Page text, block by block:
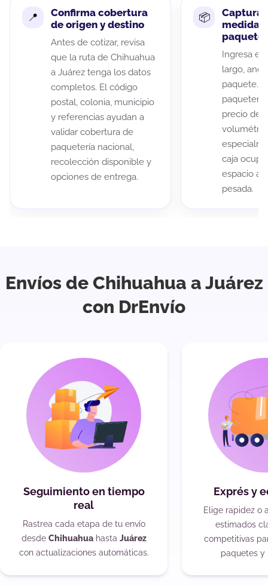
Confirma cobertura
de origen y destino
Antes de cotizar, revisa
que la ruta de Chihuahua
a Juárez tenga los datos
completos. El código
postal, colonia, municipio
y referencias ayudan a
validar cobertura de
paquetería nacional,
recolección disponible y
opciones de entrega.
Captura
medidas
paquete
Ingresa el
largo,
paquete.
precio de
caja
espacio
pesada.
Envíos de Chihuahua a Juárez
con DrEnvío
Seguimiento en tiempo
real
Rastrea cada etapa de tu envío
desde Chihuahuahasta Juárez
con actualizaciones automáticas.
Exprés y
Elige rapidez o
estimados
competitivas
paquetes y